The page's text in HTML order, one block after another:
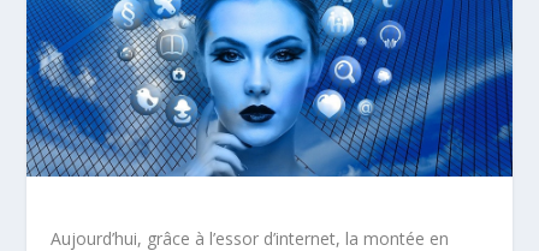
Aujourd’hui, grâce à l’essor d’internet, la montée en